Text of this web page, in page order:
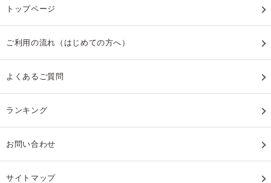
トップページ
ご利用の流れ（はじめての方へ）
よくあるご質問
ランキング
お問い合わせ
サイトマップ